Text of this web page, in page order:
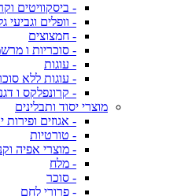
- ביסקוויטים
- וופלים וגביעי
- חמצוצים
- סוכריות ו
- עוגות
- עוגות ללא
- קרונפלקס ו
מוצרי יסוד ותבלינים
- אגוזים ופירות
- טורטיות
- מוצרי אפיה
- מלח
- סוכר
- פרורי לחם